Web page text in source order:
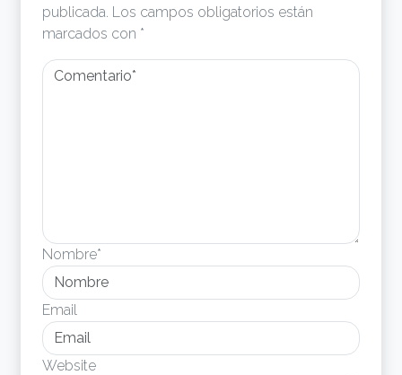
publicada. Los campos obligatorios están
marcados con *
Nombre*
Email
Website